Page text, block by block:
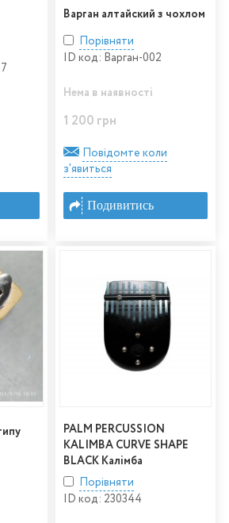
Варган алтайский з чохлом
Порівняти
ID код: Варган-002
Нема в наявності
1 200 грн
Повідомте коли
з'явиться
Подивитись
PALM PERCUSSION
KALIMBA CURVE SHAPE
BLACK Калімба
Порівняти
ID код: 230344